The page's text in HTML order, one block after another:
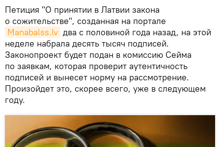
Петиция "О принятии в Латвии закона
о сожительстве", созданная на портале
Manabalss.lv два с половиной года назад, на этой
неделе набрала десять тысяч подписей.
Законопроект будет подан в комиссию Сейма
по заявкам, которая проверит аутентичность
подписей и вынесет норму на рассмотрение.
Произойдет это, скорее всего, уже в следующем
году.